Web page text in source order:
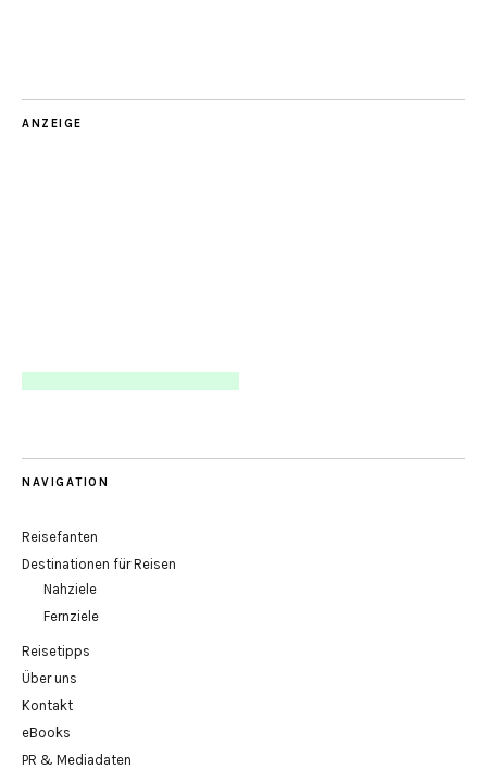
ANZEIGE
NAVIGATION
Reisefanten
Destinationen für Reisen
Nahziele
Fernziele
Reisetipps
Über uns
Kontakt
eBooks
PR & Mediadaten